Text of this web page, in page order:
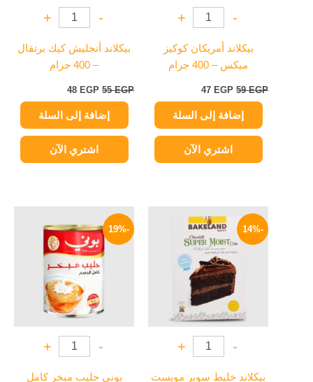
-
+
بيكلاند أمريكان كوكيز
ميكس – 400 جرام
59EGP
47 EGP
إضافة إلى السلة
اشتري الآن
-
+
بيكلاند أنجليش كيك برتقال
– 400 جرام
55EGP
48 EGP
إضافة إلى السلة
اشتري الآن
-14%
-
+
بيكلاند خليط سوبر مويست
الأصلي
84 EGP.
الحالي
هو:
72 EGP.
-19%
-
+
بوني حليب مبخر كامل
الأصلي
هو:
185 EGP.
الحالي
هو:
149 EGP.